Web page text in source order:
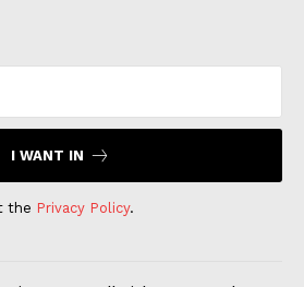
I WANT IN
the Privacy Policy.